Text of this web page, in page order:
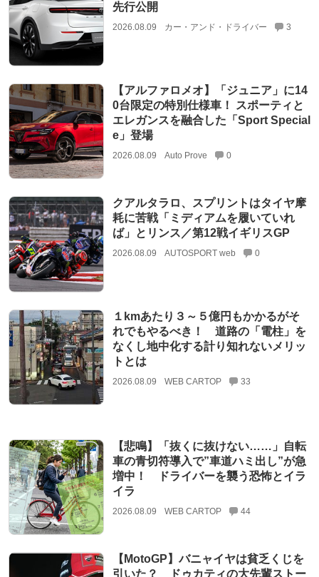
先行公開
2026.08.09 カー・アンド・ドライバー 3
【アルファロメオ】「ジュニア」に14
0台限定の特別仕様車！ スポーティと
エレガンスを融合した「Sport Special
e」登場
2026.08.09 Auto Prove 0
クアルタラロ、スプリントはタイヤ摩
耗に苦戦「ミディアムを履いていれ
ば」とリンス／第12戦イギリスGP
2026.08.09 AUTOSPORT web 0
１kmあたり３～５億円もかかるがそ
れでもやるべき！ 道路の「電柱」を
なくし地中化する計り知れないメリッ
トとは
2026.08.09 WEB CARTOP 33
【悲鳴】「抜くに抜けない……」自転
車の青切符導入で”車道ハミ出し”が急
増中！ ドライバーを襲う恐怖とイラ
イラ
2026.08.09 WEB CARTOP 44
【MotoGP】バニャイヤは貧乏くじを
引いた？ ドゥカティの大先輩ストー